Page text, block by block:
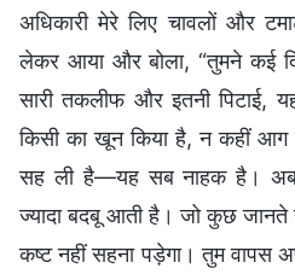
अधिकारी मेरे लिए चावलों और
लेकर आया और बोला, “तुमने कई
सारी तकलीफ और इतनी पिटाई,
किसी का खून किया है, न कहीं आग
सह ली है—यह सब नाहक है। अब
ज्यादा बदबू आती है। जो कुछ जानते
कष्ट नहीं सहना पड़ेगा। तुम